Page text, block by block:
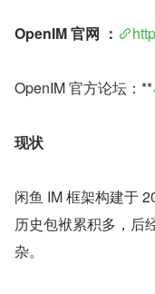
OpenIM 官网 ：
OpenIM 官方论坛：**
现状
闲鱼 IM 框架构建于
历史包袱累积多，后
杂。